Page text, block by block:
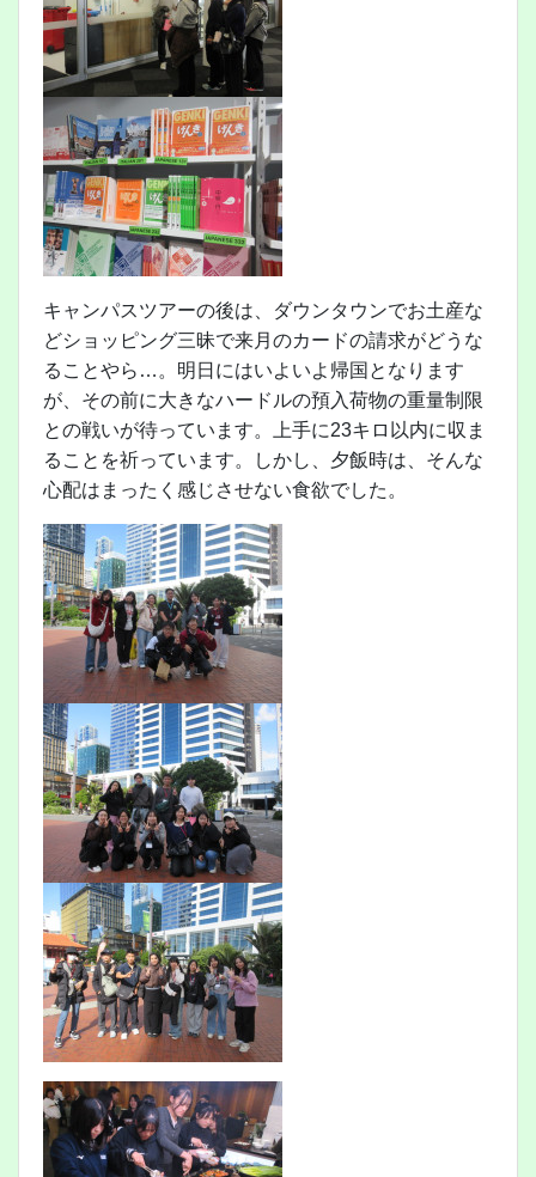
キャンパスツアーの後は、ダウンタウンでお土産な
どショッピング三昧で来月のカードの請求がどうな
ることやら…。明日にはいよいよ帰国となります
が、その前に大きなハードルの預入荷物の重量制限
との戦いが待っています。上手に23キロ以内に収ま
ることを祈っています。しかし、夕飯時は、そんな
心配はまったく感じさせない食欲でした。